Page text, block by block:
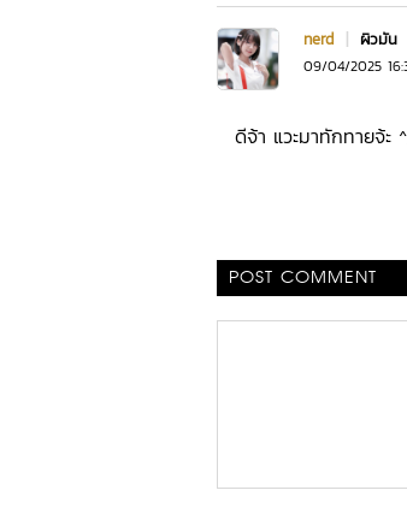
nerd | ผิวมัน
09/04/2025
ดีจ้า แวะมาทักทายจ้ะ
POST COMMENT